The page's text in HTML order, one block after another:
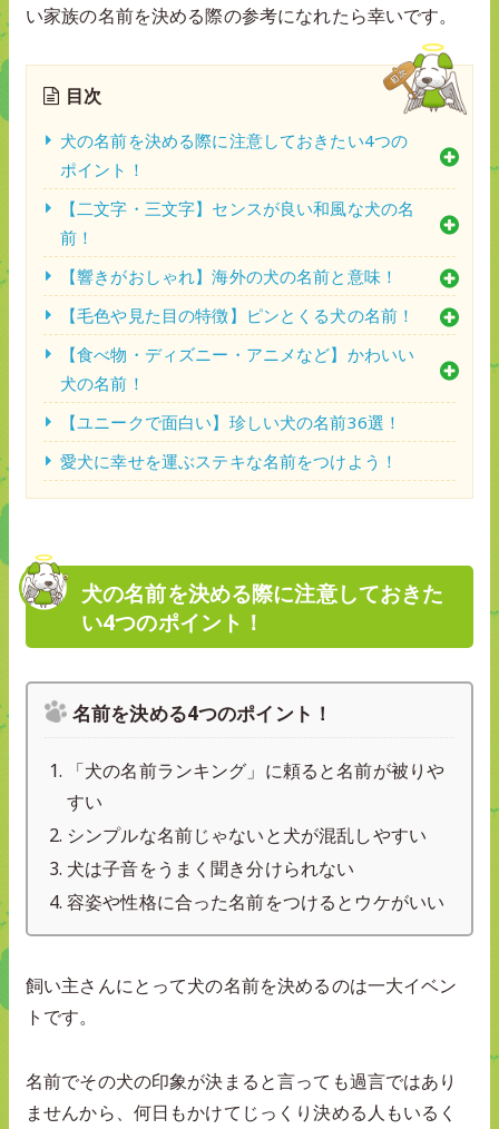
い家族の名前を決める際の参考になれたら幸いです。
目次
犬の名前を決める際に注意しておきたい4つの
ポイント！
【二文字・三文字】センスが良い和風な犬の名
前！
【響きがおしゃれ】海外の犬の名前と意味！
【毛色や見た目の特徴】ピンとくる犬の名前！
【食べ物・ディズニー・アニメなど】かわいい
犬の名前！
【ユニークで面白い】珍しい犬の名前36選！
愛犬に幸せを運ぶステキな名前をつけよう！
犬の名前を決める際に注意しておきた
い4つのポイント！
名前を決める4つのポイント！
「犬の名前ランキング」に頼ると名前が被りや
すい
シンプルな名前じゃないと犬が混乱しやすい
犬は子音をうまく聞き分けられない
容姿や性格に合った名前をつけるとウケがいい
飼い主さんにとって犬の名前を決めるのは一大イベン
トです。
名前でその犬の印象が決まると言っても過言ではあり
ませんから、何日もかけてじっくり決める人もいるく